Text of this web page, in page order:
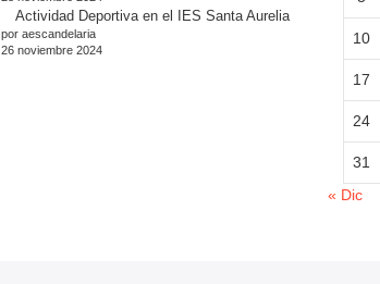
Actividad Deportiva en el IES Santa Aurelia
por aescandelaria
26 noviembre 2024
10
17
24
31
« Dic